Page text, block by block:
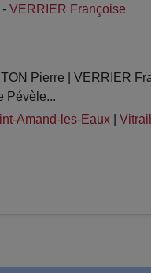
- VERRIER Françoise
Pierre | VERRIER
Pévèle...
Amand-les-Eaux